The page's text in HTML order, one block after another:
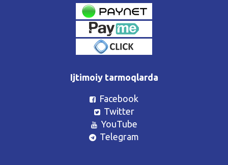
Ijtimoiy tarmoqlarda
Facebook
Twitter
YouTube
Telegram